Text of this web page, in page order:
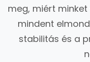
meg, miért
mindent
stabilitás és a